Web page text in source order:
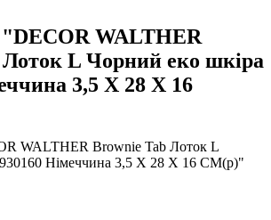
"DECOR WALTHER
L Чорний еко шкіра
3,5 X 28 X 16
WALTHER Brownie Tab Лоток L
Німеччина 3,5 X 28 X 16 CM(р)"